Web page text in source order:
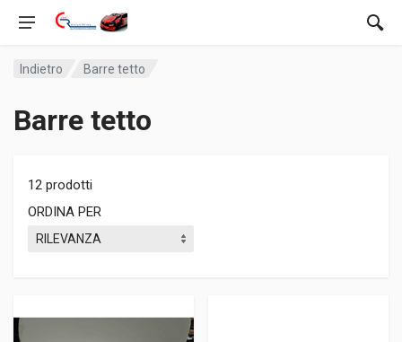
Indietro Barre tetto
Barre tetto
12 prodotti
ORDINA PER